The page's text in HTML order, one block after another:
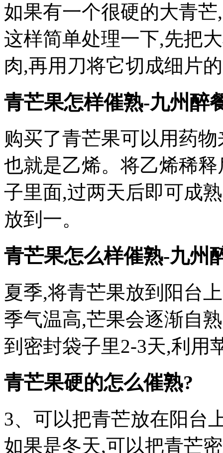
如果有一个很硬的大青
这样简单处理一下,先把
肉,再用刀将它切成细片
青芒果怎样催熟-九州醉
购买了青芒果可以用药
也就是乙烯。将乙烯稀
子里面,过两天后即可成
放到一。
青芒果怎么样催熟-九州
夏季,将青芒果放到阳台
季气温高,芒果会逐渐自
到密封袋子里2-3天,利用
青芒果硬的怎么催熟?
3、可以把青芒放在阳台
如果是冬天,可以把青芒